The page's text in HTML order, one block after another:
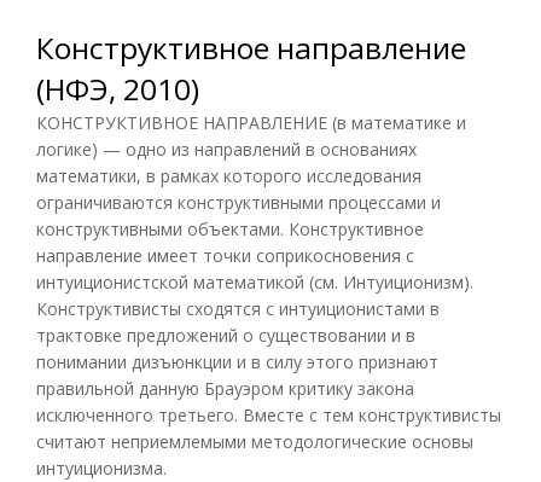
Конструктивное направление
(НФЭ, 2010)
КОНСТРУКТИВНОЕ НАПРАВЛЕНИЕ (в математике и
логике) — одно из направлений в основаниях
математики, в рамках которого исследования
ограничиваются конструктивными процессами и
конструктивными объектами. Конструктивное
направление имеет точки соприкосновения с
интуиционистской математикой (см. Интуиционизм).
Конструктивисты сходятся с интуиционистами в
трактовке предложений о существовании и в
понимании дизъюнкции и в силу этого признают
правильной данную Брауэром критику закона
исключенного третьего. Вместе с тем конструктивисты
считают неприемлемыми методологические основы
интуиционизма.